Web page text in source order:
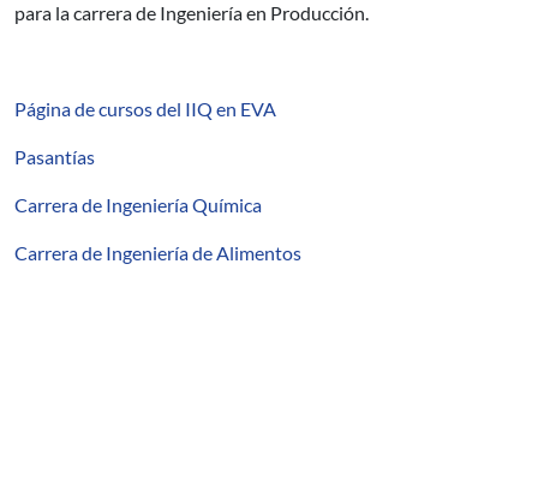
para la carrera de Ingeniería en Producción.
Página de cursos del IIQ en EVA
Pasantías
Carrera de Ingeniería Química
Carrera de Ingeniería de Alimentos